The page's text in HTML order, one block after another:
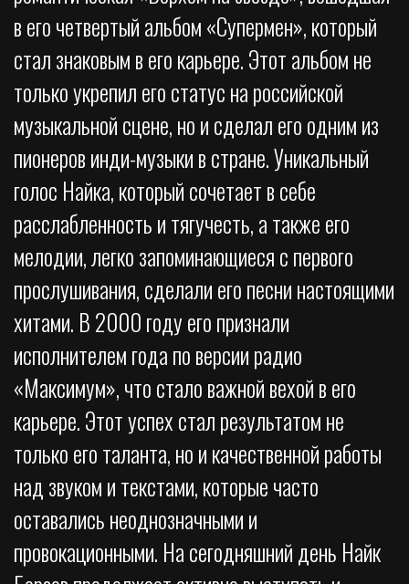
в его четвертый альбом «Супермен», который
стал знаковым в его карьере. Этот альбом не
только укрепил его статус на российской
музыкальной сцене, но и сделал его одним из
пионеров инди-музыки в стране. Уникальный
голос Найка, который сочетает в себе
расслабленность и тягучесть, а также его
мелодии, легко запоминающиеся с первого
прослушивания, сделали его песни настоящими
хитами. В 2000 году его признали
исполнителем года по версии радио
«Максимум», что стало важной вехой в его
карьере. Этот успех стал результатом не
только его таланта, но и качественной работы
над звуком и текстами, которые часто
оставались неоднозначными и
провокационными. На сегодняшний день Найк